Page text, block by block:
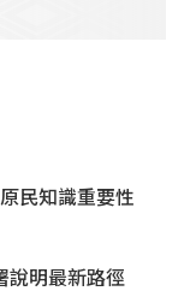
民知識重要性
說明最新路徑